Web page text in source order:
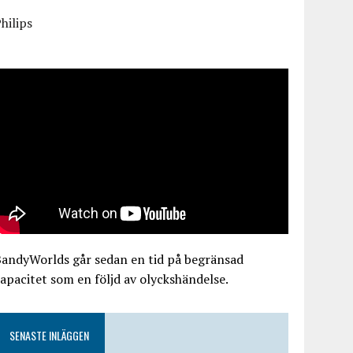
går sedan en tid på begränsad
som en följd av olyckshändelse.
SENASTE INLÄGGEN